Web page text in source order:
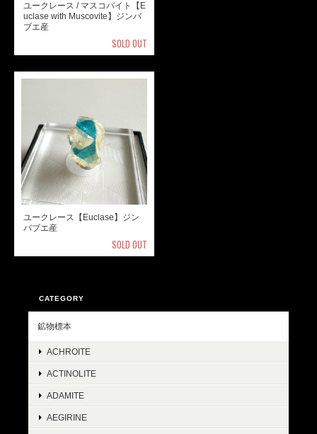
ユークレース / マスコバイト【E
uclase with Muscovite】ジンバ
ブエ産
SOLD OUT
ユークレース【Euclase】ジン
バブエ産
SOLD OUT
CATEGORY
鉱物標本
ACHROITE
ACTINOLITE
ADAMITE
AEGIRINE